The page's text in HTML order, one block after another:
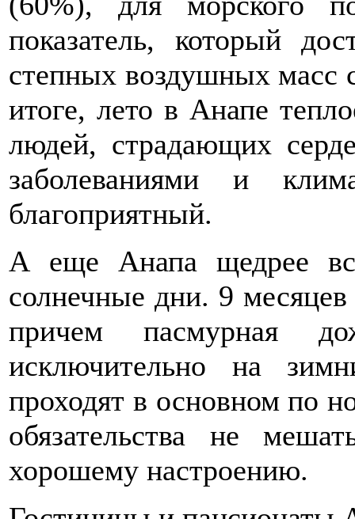
показатель, который
степных воздушных масс
итоге, лето в Анапе
людей, страдающих
заболеваниями и
благоприятный.
А еще Анапа щедрее
солнечные дни. 9
причем пасмурная
исключительно на
проходят в основном по
обязательства не
хорошему настроению.